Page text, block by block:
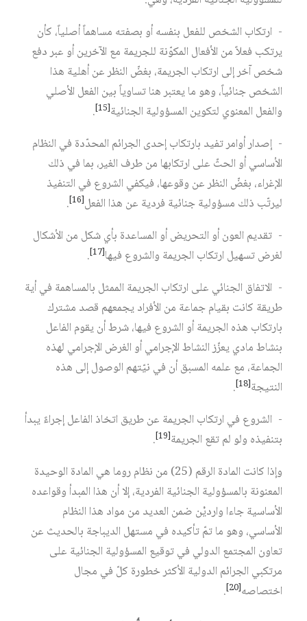
- ارتكاب الشخص للفعل بنفسه أو بصفته مساهماً أصلياً، كأن
يرتكب فعلاً من الأفعال المكوّنة للجريمة مع الآخرين أو عبر دفع
شخص آخر إلى ارتكاب الجريمة، بغضّ النظر عن أهلية هذا
الشخص جنائياً، وهو ما يعتبر هنا تساوياً بين الفعل الأصلي
والفعل المعنوي لتكوين المسؤولية الجنائية[15]
.
- إصدار أوامر تفيد بارتكاب إحدى الجرائم المحدّدة في النظام
الأساسي أو الحثّ على ارتكابها من طرف الغير، بما في ذلك
الإغراء، بغضّ النظر عن وقوعها، فيكفي الشروع في التنفيذ
ليرتّب ذلك مسؤولية جنائية فردية عن هذا الفعل[16]
.
- تقديم العون أو التحريض أو المساعدة بأي شكل من الأشكال
لغرض تسهيل ارتكاب الجريمة والشروع فيها[17]
.
- الاتفاق الجنائي على ارتكاب الجريمة الممثل بالمساهمة في أية
طريقة كانت بقيام جماعة من الأفراد يجمعهم قصد مشترك
بارتكاب هذه الجريمة أو الشروع فيها، شرط أن يقوم الفاعل
بنشاط مادي يعزّز النشاط الإجرامي أو الغرض الإجرامي لهذه
الجماعة، مع علمه المسبق أن في نيّتهم الوصول إلى هذه
النتيجة[18]
.
- الشروع في ارتكاب الجريمة عن طريق اتخاذ الفاعل إجراءً يبدأ
بتنفيذه ولو لم تقع الجريمة[19]
.
وإذا كانت المادة الرقم (25) من نظام روما هي المادة الوحيدة
المعنونة بالمسؤولية الجنائية الفردية، إلا أن هذا المبدأ وقواعده
الأساسية جاءا وارديْن ضمن العديد من مواد هذا النظام
الأساسي، وهو ما تمّ تأكيده في مستهل الديباجة بالحديث عن
تعاون المجتمع الدولي في توقيع المسؤولية الجنائية على
مرتكبي الجرائم الدولية الأكثر خطورة كلّ في مجال
اختصاصه[20]
.